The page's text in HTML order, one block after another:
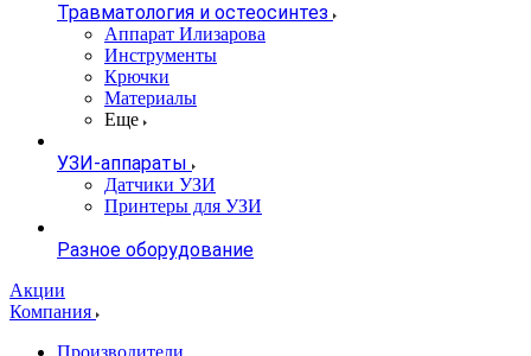
Травматология и остеосинтез
Аппарат Илизарова
Инструменты
Крючки
Материалы
Еще
УЗИ-аппараты
Датчики УЗИ
Принтеры для УЗИ
Разное оборудование
Акции
Компания
Производители